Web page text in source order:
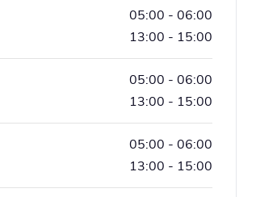
05:00 - 06:00
13:00 - 15:00
05:00 - 06:00
13:00 - 15:00
05:00 - 06:00
13:00 - 15:00